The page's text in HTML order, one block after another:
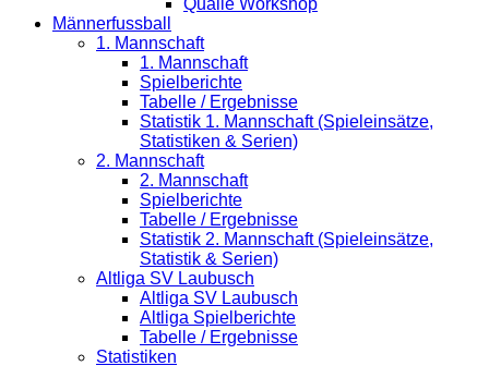
Qualle Workshop
Männerfussball
1. Mannschaft
1. Mannschaft
Spielberichte
Tabelle / Ergebnisse
Statistik 1. Mannschaft (Spieleinsätze,
Statistiken & Serien)
2. Mannschaft
2. Mannschaft
Spielberichte
Tabelle / Ergebnisse
Statistik 2. Mannschaft (Spieleinsätze,
Statistik & Serien)
Altliga SV Laubusch
Altliga SV Laubusch
Altliga Spielberichte
Tabelle / Ergebnisse
Statistiken